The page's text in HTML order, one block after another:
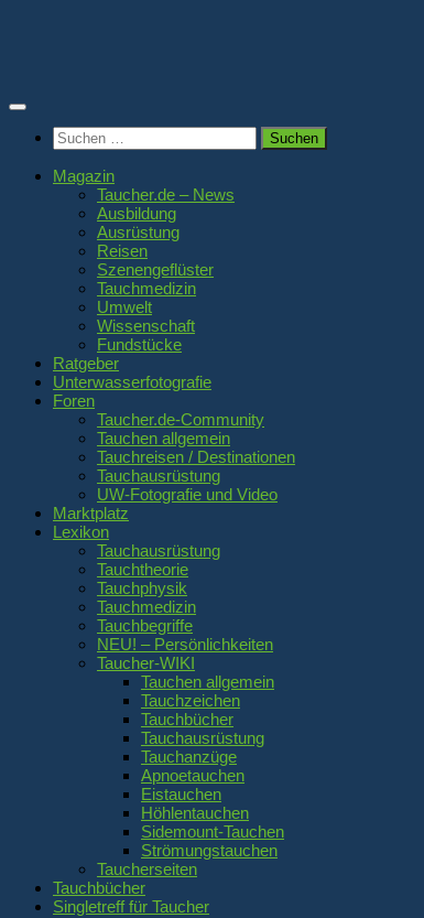
Suchen
nach:
Magazin
Taucher.de – News
Ausbildung
Ausrüstung
Reisen
Szenengeflüster
Tauchmedizin
Umwelt
Wissenschaft
Fundstücke
Ratgeber
Unterwasserfotografie
Foren
Taucher.de-Community
Tauchen allgemein
Tauchreisen / Destinationen
Tauchausrüstung
UW-Fotografie und Video
Marktplatz
Lexikon
Tauchausrüstung
Tauchtheorie
Tauchphysik
Tauchmedizin
Tauchbegriffe
NEU! – Persönlichkeiten
Taucher-WIKI
Tauchen allgemein
Tauchzeichen
Tauchbücher
Tauchausrüstung
Tauchanzüge
Apnoetauchen
Eistauchen
Höhlentauchen
Sidemount-Tauchen
Strömungstauchen
Taucherseiten
Tauchbücher
Singletreff für Taucher